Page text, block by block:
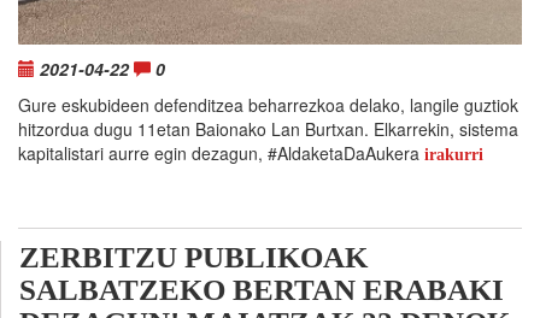
2021-04-22
0
Gure eskubideen defenditzea beharrezkoa delako, langile guztiok
hitzordua dugu 11etan Baionako Lan Burtxan. Elkarrekin, sistema
kapitalistari aurre egin dezagun, #AldaketaDaAukera irakurri
ZERBITZU PUBLIKOAK
SALBATZEKO BERTAN ERABAKI